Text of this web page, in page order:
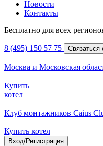
Новости
Контакты
Бесплатно для всех
8 (495) 150 57 75 Связаться
Москва и Московская
Купить
котел
Клуб монтажников Caius
Купить котел
Вход/Регистрация